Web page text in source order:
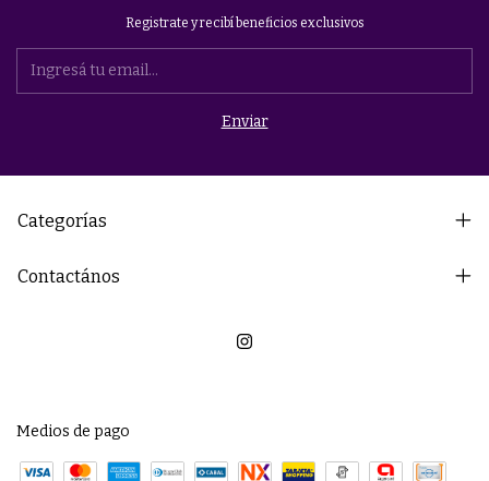
Registrate y recibí beneficios exclusivos
Categorías
Contactános
Medios de pago